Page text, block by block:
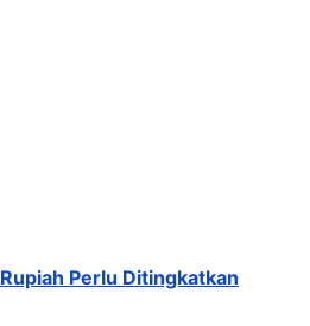
Perlu Ditingkatkan